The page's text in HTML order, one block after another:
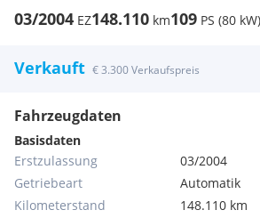
03/2004 EZ148.110 km109 PS (80 kW)
Verkauft € 3.300 Verkaufspreis
Fahrzeugdaten
Basisdaten
Erstzulassung
03/2004
Getriebeart
Automatik
Kilometerstand
148.110 km